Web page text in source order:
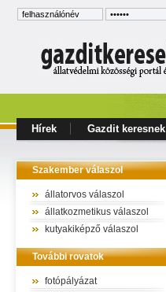
Hírek Gazdit keresnek
Szakember válaszol
állatorvos válaszol
állatkozmetikus válaszol
kutyakiképző válaszol
További rovatok
fotópályázat